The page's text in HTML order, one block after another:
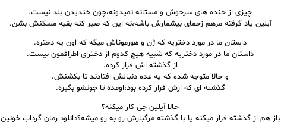
چیزی از خنده های سرخوش و مستانه نمیدونه،چون خندیدن بلد نیست.
آیلین یاد گرفته مرهم زخمای بیشمارش باشه،نه این که صبر کنه بقیه مسکنش بشن.
داستان ما در مورد دختریه که ژن و هورموناش میگه که اون یه دختره.
داستان ما در مورد دختریه که شبیه هیچ کدوم از دخترای اطرافمون نیست.
از گذشته اش فرار کرده.
و حالا متوجه شده که یه عده دنبالش افتادند تا بکشنش.
گذشته ای که ازش فرار کرده بود،اومده تا جونشو بگیره.
حالا آیلین چی کار میکنه؟
باز هم از گذشته فرار میکنه یا با گذشته مرگبارش رو به رو میشه؟دانلود رمان گرداب خونین